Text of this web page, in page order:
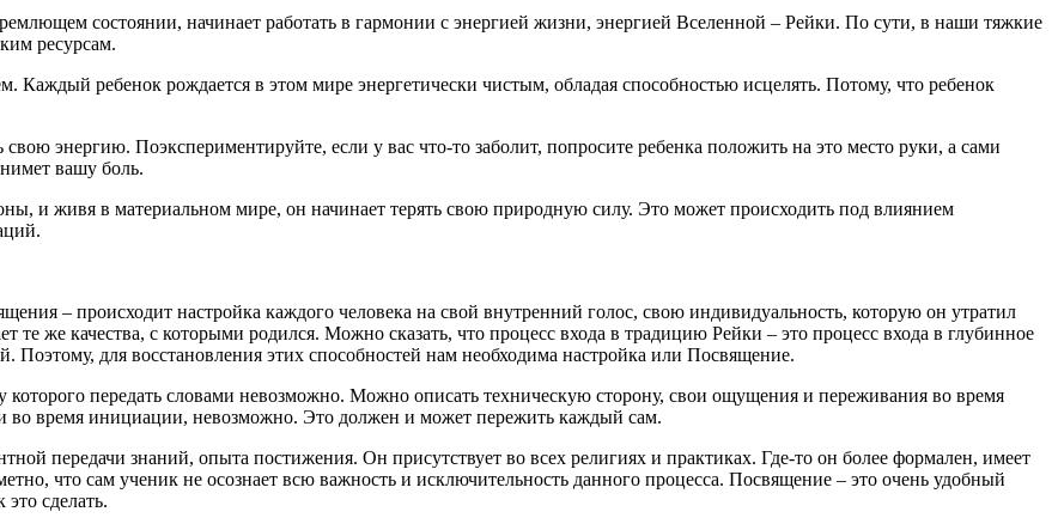
состоянии, начинает работать в гармонии с энергией жизни, энергией Вселенной – Рейки. По сути, в наши тяжкие
ресурсам.
ребенок рождается в этом мире энергетически чистым, обладая способностью исцелять. Потому, что ребенок
свою энергию. Поэкспериментируйте, если у вас что-то заболит, попросите ребенка положить на это место руки, а сами
вашу боль.
и живя в материальном мире, он начинает терять свою природную силу. Это может происходить под влиянием
– происходит настройка каждого человека на свой внутренний голос, свою индивидуальность, которую он утратил
те же качества, с которыми родился. Можно сказать, что процесс входа в традицию Рейки – это процесс входа в глубинное
Поэтому, для восстановления этих способностей нам необходима настройка или Посвящение.
передать словами невозможно. Можно описать техническую сторону, свои ощущения и переживания во время
во время инициации, невозможно. Это должен и может пережить каждый сам.
передачи знаний, опыта постижения. Он присутствует во всех религиях и практиках. Где-то он более формален, имеет
что сам ученик не осознает всю важность и исключительность данного процесса. Посвящение – это очень удобный
сделать.